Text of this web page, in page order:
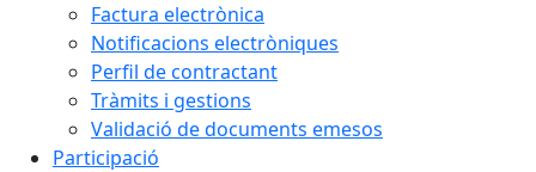
Factura electrònica
Notificacions electròniques
Perfil de contractant
Tràmits i gestions
Validació de documents emesos
Participació